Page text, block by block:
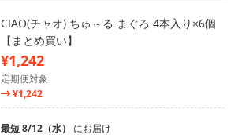
CIAO(チャオ) ちゅ～る まぐろ 4本入り×6個
【まとめ買い】
¥1,242
定期便対象
¥1,242
最短 8/12（水） にお届け